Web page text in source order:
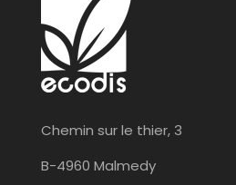
Chemin sur le thier, 3
B-4960 Malmedy